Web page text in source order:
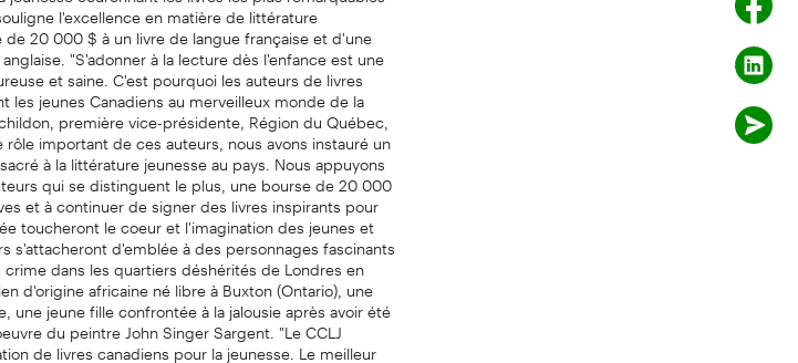
l'excellence en matière de littérature
20 000 $ à un livre de langue française et d'une
"S'adonner à la lecture dès l'enfance est une
et saine. C'est pourquoi les auteurs de livres
jeunes Canadiens au merveilleux monde de la
première vice-présidente, Région du Québec,
important de ces auteurs, nous avons instauré un
à la littérature jeunesse au pays. Nous appuyons
qui se distinguent le plus, une bourse de 20 000
et à continuer de signer des livres inspirants pour
toucheront le coeur et l'imagination des jeunes et
s'attacheront d'emblée à des personnages fascinants
dans les quartiers déshérités de Londres en
d'origine africaine né libre à Buxton (Ontario), une
une jeune fille confrontée à la jalousie après avoir été
du peintre John Singer Sargent. "Le CCLJ
de livres canadiens pour la jeunesse. Le meilleur